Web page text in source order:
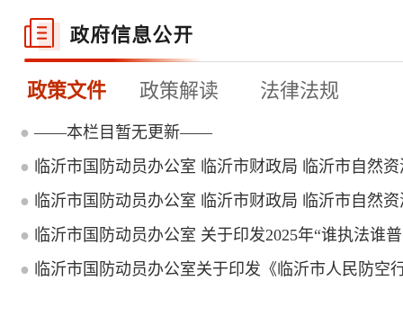
政策文件 政策解读 法律法规
● ——本栏目暂无更新——
● 临沂市国防动员办公室 临沂市财政局 临沂市自然
● 临沂市国防动员办公室 临沂市财政局 临沂市自然
● 临沂市国防动员办公室 关于印发2025年“谁执法谁
● 临沂市国防动员办公室关于印发《临沂市人民防空